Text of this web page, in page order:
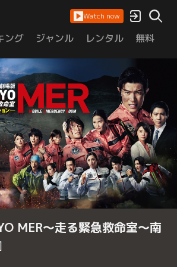
Watch now
ング ジャンル レンタル 無料
MER～走る緊急救命室～南